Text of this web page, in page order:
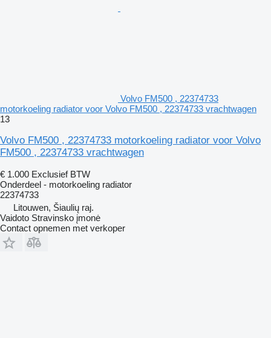
Volvo FM500 , 22374733
motorkoeling radiator voor Volvo FM500 , 22374733 vrachtwagen
13
Volvo FM500 , 22374733 motorkoeling radiator voor Volvo
FM500 , 22374733 vrachtwagen
€ 1.000 Exclusief BTW
Onderdeel - motorkoeling radiator
22374733
Litouwen, Šiaulių raj.
Vaidoto Stravinsko įmonė
Contact opnemen met verkoper